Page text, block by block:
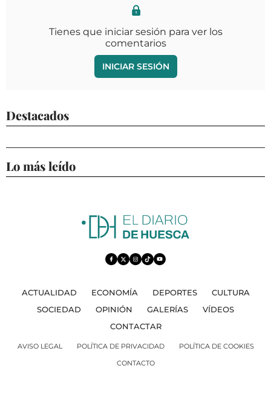
Tienes que iniciar sesión para ver los
comentarios
INICIAR SESIÓN
Destacados
Lo más leído
ACTUALIDAD ECONOMÍA DEPORTES
CULTURA
SOCIEDAD
OPINIÓN GALERÍAS
VÍDEOS
CONTACTAR
AVISO LEGAL POLÍTICA DE PRIVACIDAD
POLÍTICA DE COOKIES
CONTACTO